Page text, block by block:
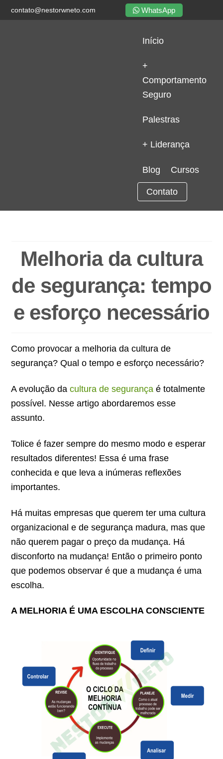
contato@nestorwneto.com WhatsApp
Início
+
Comportamento
Seguro
Palestras
+ Liderança
Blog Cursos
Contato
Melhoria da cultura
de segurança: tempo
e esforço necessário
Como provocar a melhoria da cultura de
segurança? Qual o tempo e esforço necessário?
A evolução dacultura de segurança é totalmente
possível. Nesse artigo abordaremos esse
assunto.
Tolice é fazer sempre do mesmo modo e esperar
resultados diferentes! Essa é uma frase
conhecida e que leva a inúmeras reflexões
importantes.
Há muitas empresas que querem ter uma cultura
organizacional e de segurança madura, mas que
não querem pagar o preço da mudança. Há
disconforto na mudança! Então o primeiro ponto
que podemos observar é que a mudança é uma
escolha.
A MELHORIA É UMA ESCOLHA CONSCIENTE